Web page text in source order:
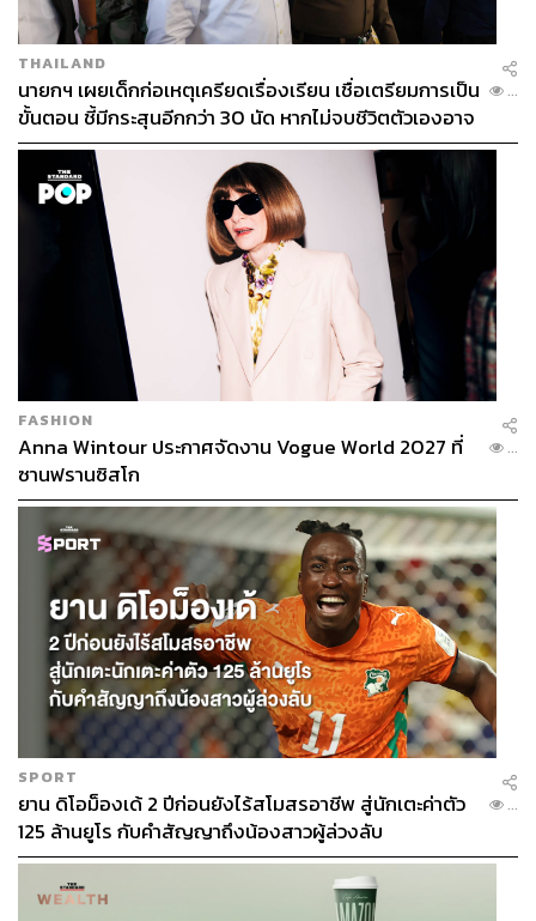
THAILAND
นายกฯ เผยเด็กก่อเหตุเครียดเรื่องเรียน เชื่อเตรียมการเป็น
ขั้นตอน ชี้มีกระสุนอีกกว่า 30 นัด หากไม่จบชีวิตตัวเองอาจ
สูญเสียเพิ่ม
...
FASHION
Anna Wintour ประกาศจัดงาน Vogue World 2027 ที่
ซานฟรานซิสโก
...
SPORT
ยาน ดิโอม็องเด้ 2 ปีก่อนยังไร้สโมสรอาชีพ สู่นักเตะค่าตัว
125 ล้านยูโร กับคำสัญญาถึงน้องสาวผู้ล่วงลับ
...